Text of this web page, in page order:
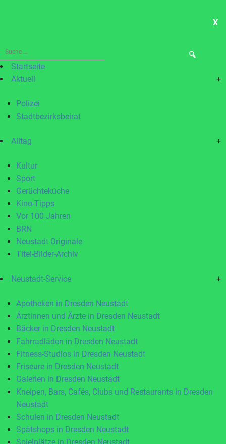
X
Suche
nach:Startseite
Aktuell
+
Polizei
Stadtbezirksbeirat
Alltag +
Kultur
Sport
Gerüchteküche
Kino-Tipps
Vor 100 Jahren
BRN
Neustadt Originale
Titel-Bilder-Archiv
Neustadt-Service +
Apotheken in Dresden Neustadt
Ärztinnen und Ärzte in Dresden Neustadt
Bäcker in Dresden Neustadt
Fahrradläden in Dresden Neustadt
Fitness-Studios in Dresden Neustadt
Friseure in Dresden Neustadt
Galerien in Dresden Neustadt
Kneipen, Bars, Cafés, Clubs und Restaurants in Dresden
Neustadt
Schulen in Dresden Neustadt
Spätshops in Dresden Neustadt